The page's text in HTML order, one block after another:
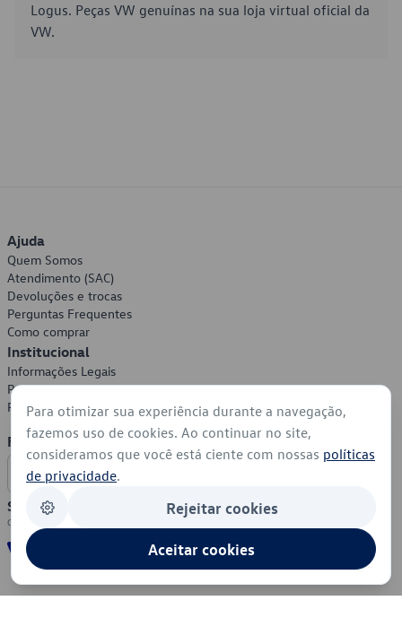
Logus. Peças VW genuínas na sua loja virtual oficial da
VW.
Ajuda
Quem Somos
Atendimento (SAC)
Devoluções e trocas
Perguntas Frequentes
Como comprar
Institucional
Informações Legais
Política de Privacidade
Política de Cookies
Formas de Pagamento
Segurança
Para otimizar sua experiência durante a navegação,
fazemos uso de cookies. Ao continuar no site,
consideramos que você está ciente com nossas políticas
de privacidade.
Rejeitar cookies
Aceitar cookies